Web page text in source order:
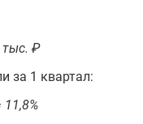
тыс. ₽
за 1 квартал: